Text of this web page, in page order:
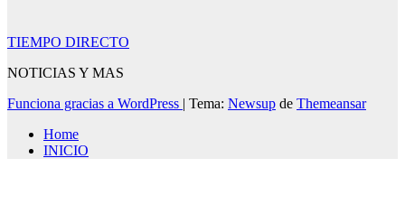
TIEMPO DIRECTO
NOTICIAS Y MAS
Funciona gracias a WordPress | Tema: Newsup de Themeansar
Home
INICIO